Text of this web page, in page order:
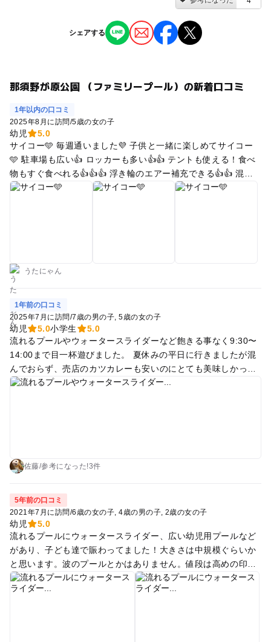
シェアする
那須野が原公園 （ファミリープール）の新着口コミ
1年以内の口コミ
2025年8月に訪問/5歳の女の子
幼児
5.0
サイコー🩵 毎週通いました💜 子供と一緒に楽しめてサイコー
🩵 駐車場も広い👍 ロッカーも多い👍👍 テントも使える！食べ
物もすぐ食べれる👍👍👍 浮き輪のエアー補充できる👍👍 混ん
でても混んでない😄👍 滑り台もいい！ 浅いエリアも楽しめま
うたにゃん
1年前の口コミ
2025年7月に訪問/7歳の男の子 5歳の女の子
幼児 5.0小学生
5.0
流れるプールやウォータースライダーなど飽きる事なく9:30〜
14:00まで目一杯遊びました。 夏休みの平日に行きましたが混
んでおらず、売店のカツカレーも安いのにとても美味しかった
です。ちょうどイベントで先着でジュースも頂けて子供達はと
佐藤/参考に なった!3件
5年前の口コミ
2021年7月に訪問/6歳の女の子 4歳の男の子 2歳の女の子
幼児
5.0
流れるプールにウォータースライダー、広い幼児用プールなど
があり、子ども達で賑わってました！大きさは中規模ぐらいか
と思います。波のプールとかはありません。値段は高めの印
象。中では小さいテントが建てられるので、持っていくといい
かと思います。隣にはアスレチックがあるので（公園の反対側